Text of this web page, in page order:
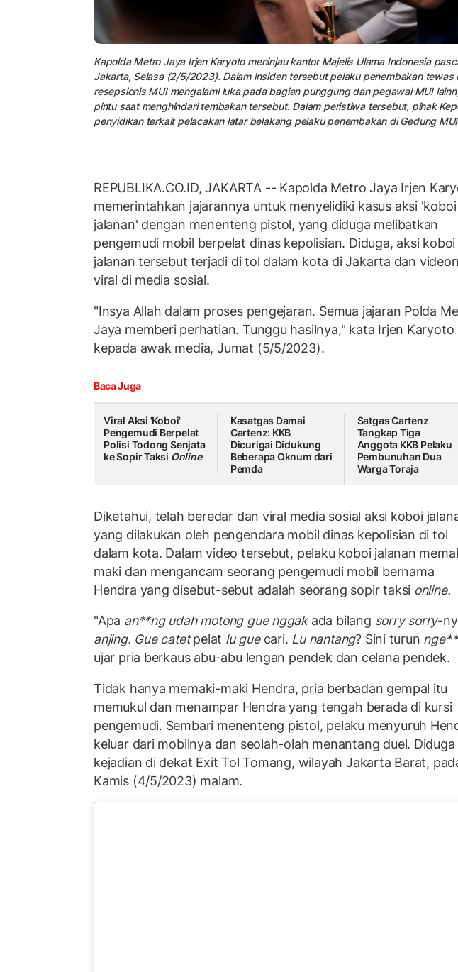
Kapolda Metro Jaya Irjen Karyoto meninjau kantor Majelis Ulama Indonesia
Jakarta, Selasa (2/5/2023). Dalam insiden tersebut pelaku penembakan tewas
resepsionis MUI mengalami luka pada bagian punggung dan pegawai MUI
pintu saat menghindari tembakan tersebut. Dalam peristiwa tersebut, pihak
penyidikan terkait pelacakan latar belakang pelaku penembakan di Gedung
REPUBLIKA.CO.ID, JAKARTA -- Kapolda Metro Jaya Irjen
memerintahkan jajarannya untuk menyelidiki kasus aksi 'koboi
jalanan' dengan menenteng pistol, yang diduga melibatkan
pengemudi mobil berpelat dinas kepolisian. Diduga, aksi koboi
jalanan tersebut terjadi di tol dalam kota di Jakarta dan
viral di media sosial.
"Insya Allah dalam proses pengejaran. Semua jajaran Polda
Jaya memberi perhatian. Tunggu hasilnya," kata Irjen Karyoto
kepada awak media, Jumat (5/5/2023).
Baca Juga
Viral Aksi 'Koboi'
Pengemudi Berpelat
Polisi Todong Senjata
ke Sopir Taksi Online
Kasatgas Damai
Cartenz: KKB
Dicurigai Didukung
Beberapa Oknum dari
Pemda
Satgas Cartenz
Tangkap Tiga
Anggota KKB Pelaku
Pembunuhan Dua
Warga Toraja
Diketahui, telah beredar dan viral media sosial aksi koboi
yang dilakukan oleh pengendara mobil dinas kepolisian di tol
dalam kota. Dalam video tersebut, pelaku koboi jalanan
maki dan mengancam seorang pengemudi mobil bernama
Hendra yang disebut-sebut adalah seorang sopir taksi online.
"Apa an**ng udah motong gue nggakada bilang sorry sorry-
anjing. Gue catetpelat lu guecari. Lu nantang? Sini turun
ujar pria berkaus abu-abu lengan pendek dan celana pendek.
Tidak hanya memaki-maki Hendra, pria berbadan gempal itu
memukul dan menampar Hendra yang tengah berada di kursi
pengemudi. Sembari menenteng pistol, pelaku menyuruh
keluar dari mobilnya dan seolah-olah menantang duel. Diduga
kejadian di dekat Exit Tol Tomang, wilayah Jakarta Barat,
Kamis (4/5/2023) malam.